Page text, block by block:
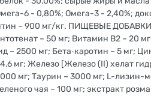
6 - 0,80%; Омега-3 - 2,40%;
– 900 мг/кг. ПИЩЕВЫЕ
– 50 мг; Витамин В2 – 20
– 2500 мг; Бета‐каротин – 5 мг;
мг; Железо [Железо (II) хелат
мг; Таурин – 3000 мг; L-лизин-
чая – 100 мг; экстракт